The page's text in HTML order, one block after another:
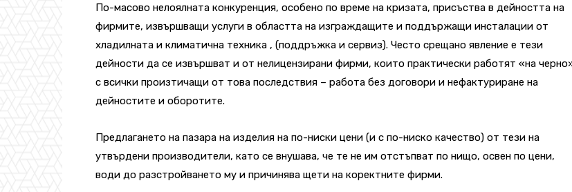
По-масово нелоялната конкуренция, особено по време на кризата, присъства в дейността на
фирмите, извършващи услуги в областта на изграждащите и поддържащи инсталации от
хладилната и климатична техника , (поддръжка и сервиз). Често срещано явление е тези
дейности да се извършват и от нелицензирани фирми, които практически работят «на
с всички произтичащи от това последствия – работа без договори и нефактуриране на
дейностите и оборотите.
Предлагането на пазара на изделия на по-ниски цени (и с по-ниско качество) от тези на
утвърдени производители, като се внушава, че те не им отстъпват по нищо, освен по цени,
води до разстройването му и причинява щети на коректните фирми.